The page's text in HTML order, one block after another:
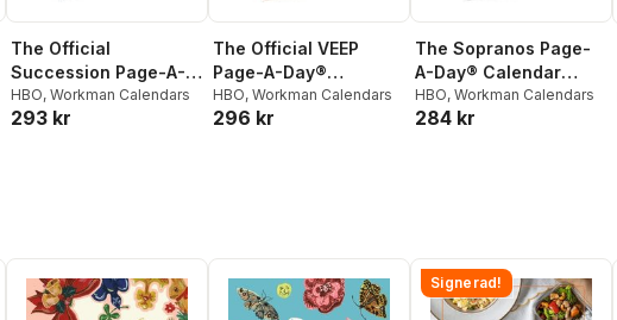
The Official
Succession Page-A-
Day® Calendar 2027
HBO, Workman Calendars
293 kr
The Official VEEP
Page-A-Day®
Calendar 2027
HBO, Workman Calendars
296 kr
The Sopranos Page-
A-Day® Calendar
2027
HBO, Workman Calendars
284 kr
Signerad!